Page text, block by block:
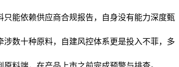
能依赖供应商合规报告，自身没有能力深度甄
数十种原料，自建风控体系更是投入不菲，多